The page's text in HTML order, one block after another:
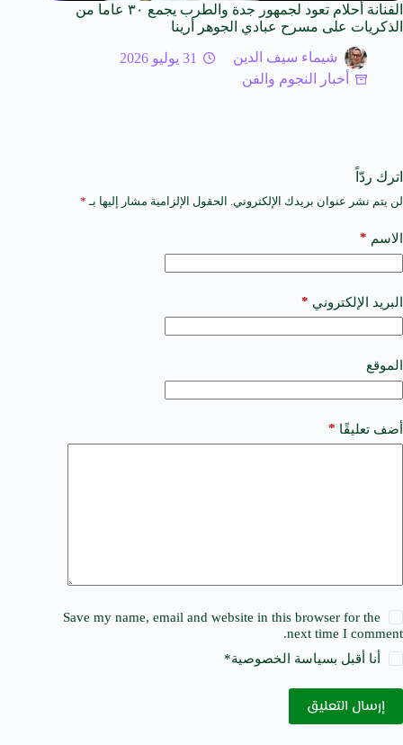
الفنانة أحلام تعود لجمهور جدة والطرب يجمع ٣٠ عاما من
الذكريات على مسرح عبادي الجوهر أرينا
شيماء سيف الدين
31 يوليو 2026
أخبار النجوم والفن
اترك ردّاً
لن يتم نشر عنوان بريدك الإلكتروني. الحقول الإلزامية مشار إليها بـ *
الاسم *
البريد الإلكتروني *
الموقع
أضف تعليقًا *
Save my name, email and website in this browser for the
next time I comment.
أنا أقبل بسياسة الخصوصية*
إرسال التعليق
A
t
e
a
t
i
e
: